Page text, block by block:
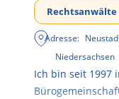
Rechtsanwälte
Adresse:
Niedersachsen
Ich bin seit 1997